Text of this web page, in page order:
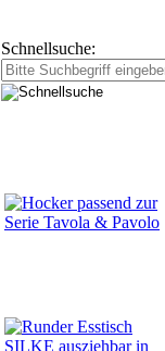
Schnellsuche: